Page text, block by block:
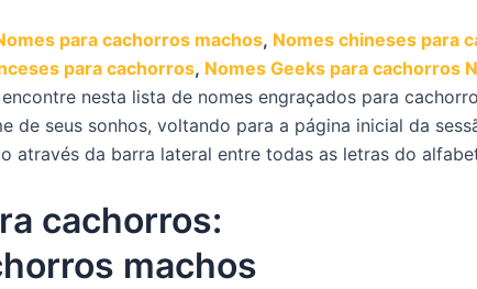
para cachorros machos, Nomes chineses para
para cachorros, Nomes Geeks para cachorros
nesta lista de nomes engraçados para
seus sonhos, voltando para a página inicial da
através da barra lateral entre todas as letras do
cachorros:
machos